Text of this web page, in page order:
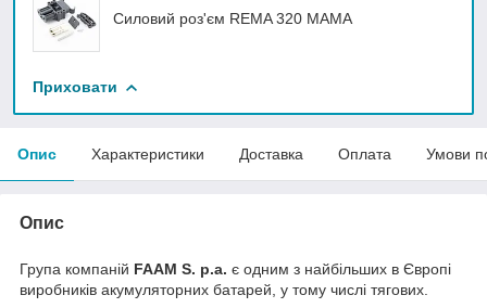
Силовий роз'єм REMA 320 MAMA
Приховати
Опис Характеристики Доставка Оплата Умови
Опис
Група компаній FAAM S. p.a. є одним з найбільших в Європі
виробників акумуляторних батарей, у тому числі тягових.